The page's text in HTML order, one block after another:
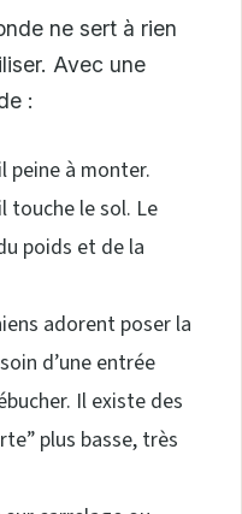
ne sert à rien
Avec une
:
à monter.
touche le sol. Le
poids et de la
adorent poser la
d’une entrée
Il existe des
plus basse, très